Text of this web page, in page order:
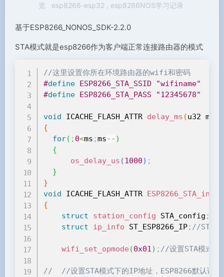
览
esp8266-esp32 esp8266NOS学习记录
基于ESP8266_NONOS_SDK-2.2.0
STA模式就是esp8266作为客户端正常连接路由器的模式
//这里设置你所在环境路由器的wifi和密码
#define ESP8266_STA_SSID "wifiname"
#define ESP8266_STA_PASS "12345678"
void ICACHE_FLASH_ATTR delay_ms (u32 ms
{
for( ; 0<ms ;ms-- )
{
os_delay_us (1000) ;
}
}
void ICACHE_FLASH_ATTR ESP8266_STA_init
{
struct
station_config STA_config ;
struct
ip_info ST_ESP8266_IP; //STA信
wifi_set_opmode (0x01) ; //设置STA模式，
//	//设置STA模式下的IP地址，ESP8266默认试